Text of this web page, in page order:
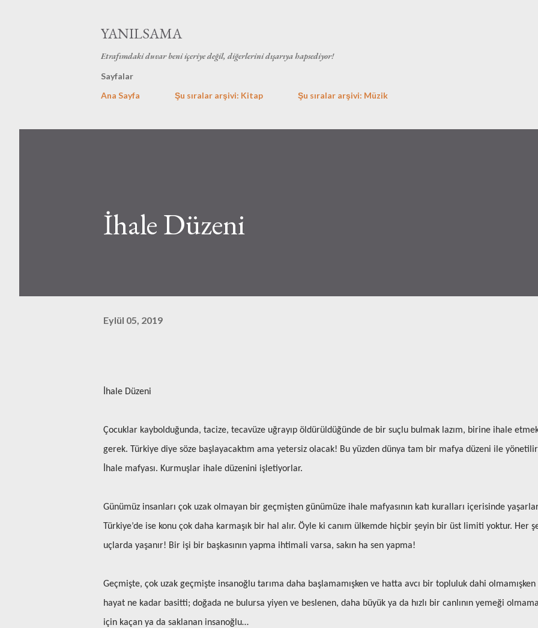
YANILSAMA
Etrafımdaki duvar beni içeriye değil, diğerlerini dışarıya hapsediyor!
Sayfalar
Ana Sayfa
Şu sıralar arşivi: Kitap Şu sıralar arşivi: Müzik
İhale Düzeni
Eylül 05, 2019
İhale Düzeni
Çocuklar kaybolduğunda, tacize, tecavüze uğrayıp öldürüldüğünde de bir suçlu bulmak lazım, birine ihale
gerek. Türkiye diye söze başlayacaktım ama yetersiz olacak! Bu yüzden dünya tam bir mafya düzeni ile
İhale mafyası. Kurmuşlar ihale düzenini işletiyorlar.
Günümüz insanları çok uzak olmayan bir geçmişten günümüze ihale mafyasının katı kuralları içerisinde
Türkiye’de ise konu çok daha karmaşık bir hal alır. Öyle ki canım ülkemde hiçbir şeyin bir üst limiti yoktur. Her
uçlarda yaşanır! Bir işi bir başkasının yapma ihtimali varsa, sakın ha sen yapma!
Geçmişte, çok uzak geçmişte insanoğlu tarıma daha başlamamışken ve hatta avcı bir topluluk dahi olmamışken
hayat ne kadar basitti; doğada ne bulursa yiyen ve beslenen, daha büyük ya da hızlı bir canlının yemeği
için kaçan ya da saklanan insanoğlu…